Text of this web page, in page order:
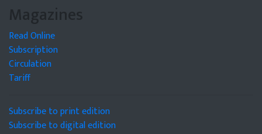
Magazines
Read Online
Subscription
Circulation
Tariff
Subscribe to print edition
Subscribe to digital edition